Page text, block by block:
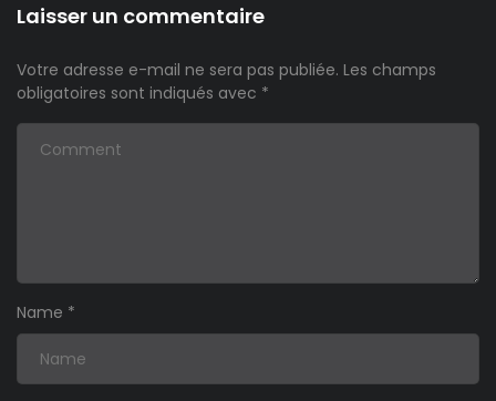
Laisser un commentaire
Votre adresse e-mail ne sera pas publiée. Les champs
obligatoires sont indiqués avec *
Name *